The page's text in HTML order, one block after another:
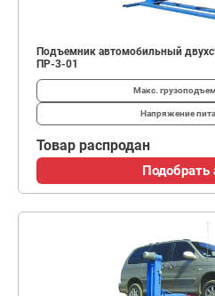
Подъемник автомобильный
ПР-3-01
Макс.
Напряжение
Товар распродан
Подобрать